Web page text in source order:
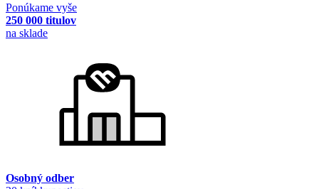
Ponúkame vyše
250 000 titulov
na sklade
Osobný odber